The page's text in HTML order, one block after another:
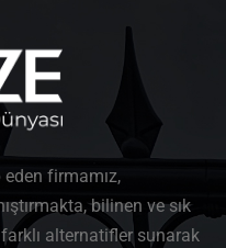
firmamız,
bilinen ve sık
alternatifler sunarak